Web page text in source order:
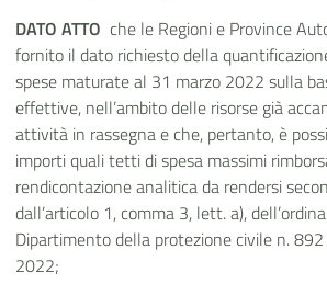
DATO ATTO che le Regioni e Province
fornito il dato richiesto della
spese maturate al 31 marzo 2022 sulla
effettive, nell’ambito delle risorse già
attività in rassegna e che, pertanto, è
importi quali tetti di spesa massimi
rendicontazione analitica da rendersi
dall’articolo 1, comma 3, lett. a),
Dipartimento della protezione civile n.
2022;